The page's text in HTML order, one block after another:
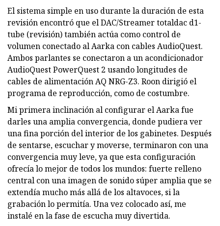
El sistema simple en uso durante la duración de esta
revisión encontró que el DAC/Streamer totaldac d1-
tube (revisión) también actúa como control de
volumen conectado al Aarka con cables AudioQuest.
Ambos parlantes se conectaron a un acondicionador
AudioQuest PowerQuest 2 usando longitudes de
cables de alimentación AQ NRG-Z3. Roon dirigió el
programa de reproducción, como de costumbre.
Mi primera inclinación al configurar el Aarka fue
darles una amplia convergencia, donde pudiera ver
una fina porción del interior de los gabinetes. Después
de sentarse, escuchar y moverse, terminaron con una
convergencia muy leve, ya que esta configuración
ofrecía lo mejor de todos los mundos: fuerte relleno
central con una imagen de sonido súper amplia que se
extendía mucho más allá de los altavoces, si la
grabación lo permitía. Una vez colocado así, me
instalé en la fase de escucha muy divertida.